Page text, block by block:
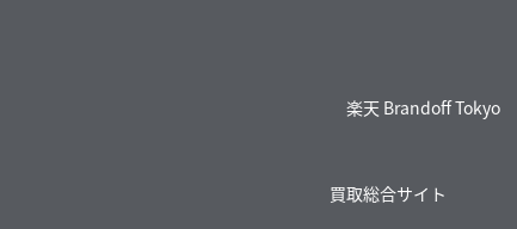
楽天 Brandoff Tokyo
買取総合サイト